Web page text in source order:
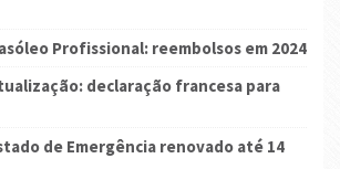
Profissional: reembolsos em 2024
declaração francesa para
de Emergência renovado até 14